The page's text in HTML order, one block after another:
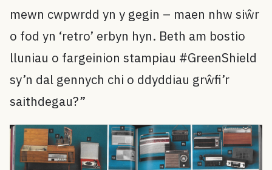
mewn cwpwrdd yn y gegin – maen nhw siŵr
o fod yn ‘retro’ erbyn hyn. Beth am bostio
lluniau o fargeinion stampiau #GreenShield
sy’n dal gennych chi o ddyddiau grŵfi’r
saithdegau?”